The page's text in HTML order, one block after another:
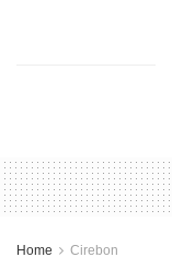
Home Cirebon